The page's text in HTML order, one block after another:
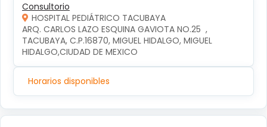
Consultorio
HOSPITAL PEDIÁTRICO TACUBAYA
ARQ. CARLOS LAZO ESQUINA GAVIOTA NO.25  ,
TACUBAYA, C.P.16870, MIGUEL HIDALGO, MIGUEL
HIDALGO,CIUDAD DE MEXICO
Horarios disponibles